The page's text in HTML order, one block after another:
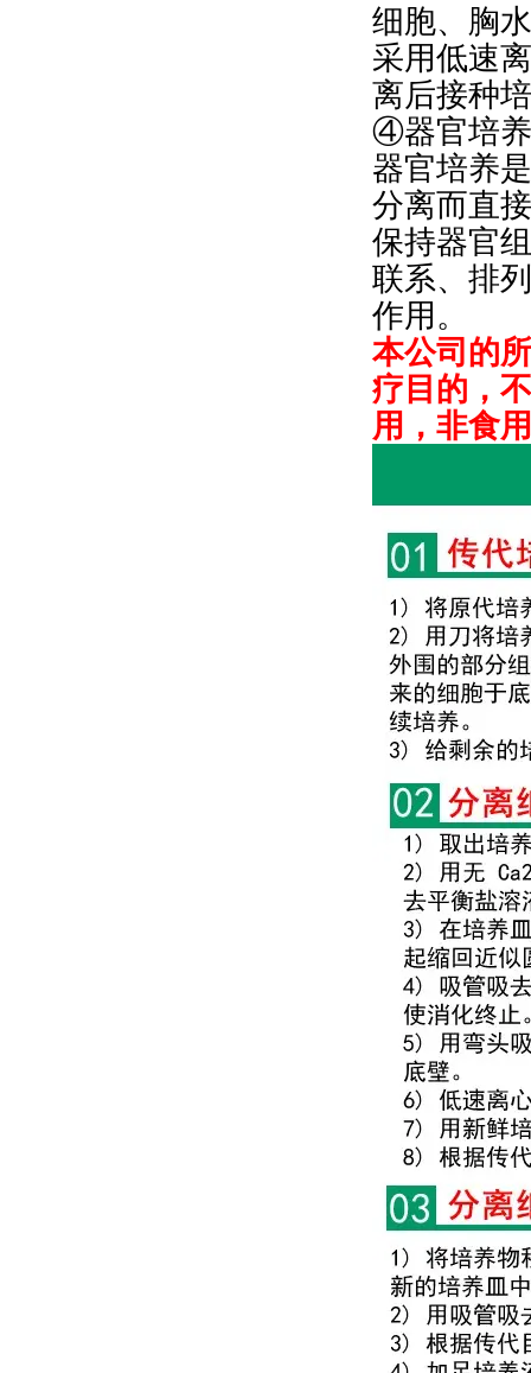
细胞、胸
采用低速
离后接种
④器官培养
器官培养
分离而直
保持器官
联系、排
作用。
本公司的
疗目的，
用，非食用